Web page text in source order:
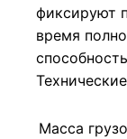
фиксируют
время
Масса